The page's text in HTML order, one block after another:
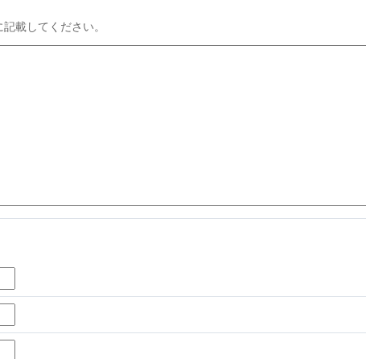
載してください。